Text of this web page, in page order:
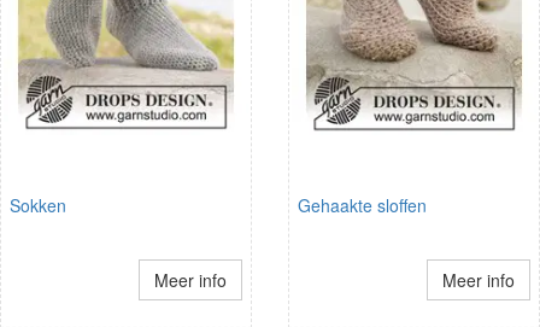
Sokken
Meer info
Gehaakte sloffen
Meer info